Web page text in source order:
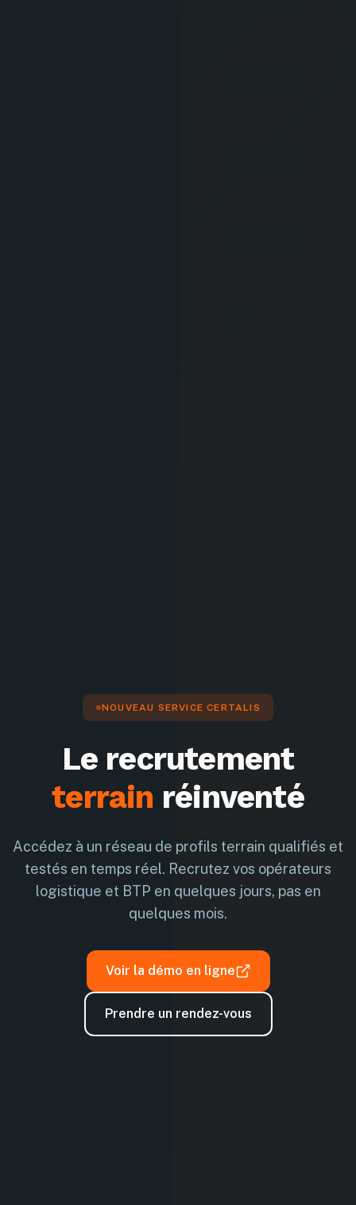
NOUVEAU SERVICE CERTALIS
Le recrutement
terrain réinventé
Accédez à un réseau de profils terrain qualifiés et
testés en temps réel. Recrutez vos opérateurs
logistique et BTP en quelques jours, pas en
quelques mois.
Voir la démo en ligne
Prendre un rendez-vous